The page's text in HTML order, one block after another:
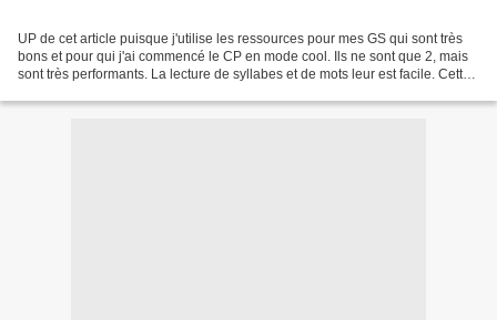
UP de cet article puisque j'utilise les ressources pour mes GS qui sont très
bons et pour qui j'ai commencé le CP en mode cool. Ils ne sont que 2, mais
sont très performants. La lecture de syllabes et de mots leur est facile. Cette